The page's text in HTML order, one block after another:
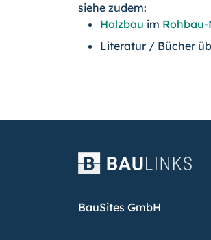
siehe zudem:
Holzbau im
Literatur / Bücher
BauSites GmbH